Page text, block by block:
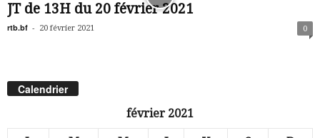
JT de 13H du 20 février 2021
rtb.bf - 20 février 2021 0
Calendrier
février 2021